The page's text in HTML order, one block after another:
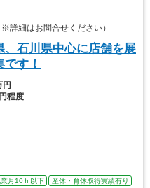
細はお問合せください）
石川県中心に店舗を展
す！
円
程度
月10ｈ以下
産休・育休取得実績有り